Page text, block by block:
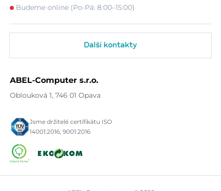
Budeme online (Po-Pá: 8:00–15:00)
Další kontakty
ABEL-Computer s.r.o.
Oblouková 1, 746 01 Opava
Jsme držitelé certifikátu ISO
14001:2016, 9001:2016